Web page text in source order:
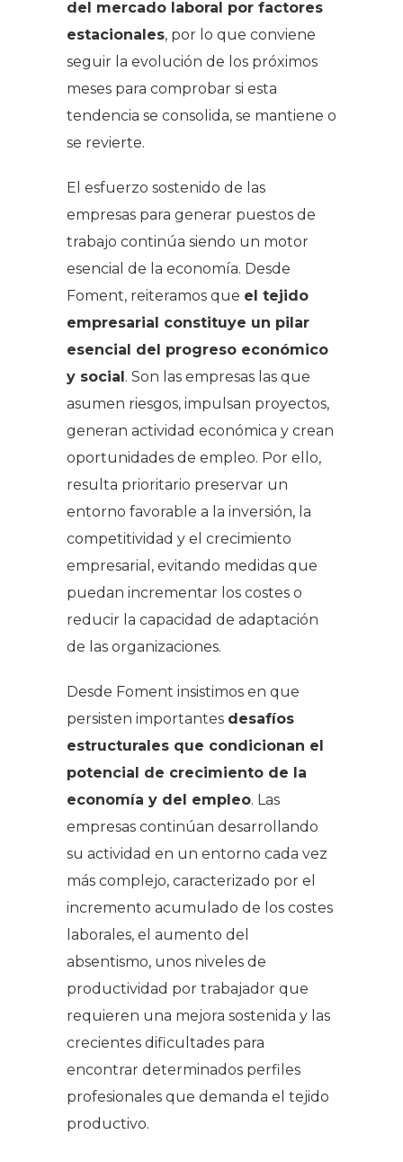
del mercado laboral por factores
estacionales, por lo que conviene
seguir la evolución de los próximos
meses para comprobar si esta
tendencia se consolida, se mantiene o
se revierte.
El esfuerzo sostenido de las
empresas para generar puestos de
trabajo continúa siendo un motor
esencial de la economía. Desde
Foment, reiteramos que el tejido
empresarial constituye un pilar
esencial del progreso económico
y social. Son las empresas las que
asumen riesgos, impulsan proyectos,
generan actividad económica y crean
oportunidades de empleo. Por ello,
resulta prioritario preservar un
entorno favorable a la inversión, la
competitividad y el crecimiento
empresarial, evitando medidas que
puedan incrementar los costes o
reducir la capacidad de adaptación
de las organizaciones.
Desde Foment insistimos en que
persisten importantes desafíos
estructurales que condicionan el
potencial de crecimiento de la
economía y del empleo. Las
empresas continúan desarrollando
su actividad en un entorno cada vez
más complejo, caracterizado por el
incremento acumulado de los costes
laborales, el aumento del
absentismo, unos niveles de
productividad por trabajador que
requieren una mejora sostenida y las
crecientes dificultades para
encontrar determinados perfiles
profesionales que demanda el tejido
productivo.